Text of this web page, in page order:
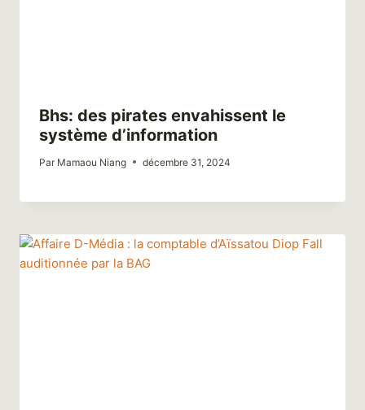
Bhs: des pirates envahissent le
système d’information
Par Mamaou Niang décembre 31, 2024